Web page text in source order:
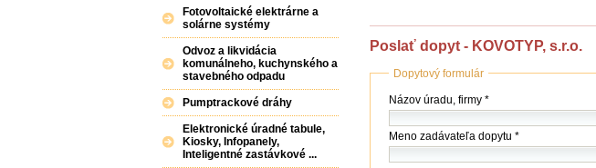
Poslať dopyt - KOVOTYP, s.r.o.
Dopytový formulár
Názov
(firmy
/
úradu)
Názov úradu, firmy *
Meno zadávateľa dopytu *
Fotovoltaické elektrárne a
solárne systémy
Odvoz a likvidácia
komunálneho, kuchynského a
stavebného odpadu
Pumptrackové dráhy
Elektronické úradné tabule,
Kiosky, Infopanely,
Inteligentné zastávkové ...